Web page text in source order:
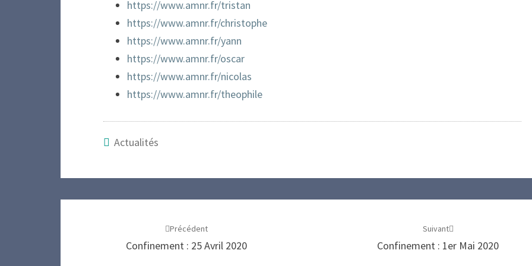
https://www.amnr.fr/tristan
https://www.amnr.fr/christophe
https://www.amnr.fr/yann
https://www.amnr.fr/oscar
https://www.amnr.fr/nicolas
https://www.amnr.fr/theophile
Actualités
Précédent
Confinement : 25 Avril 2020
Suivant
Confinement : 1er Mai 2020